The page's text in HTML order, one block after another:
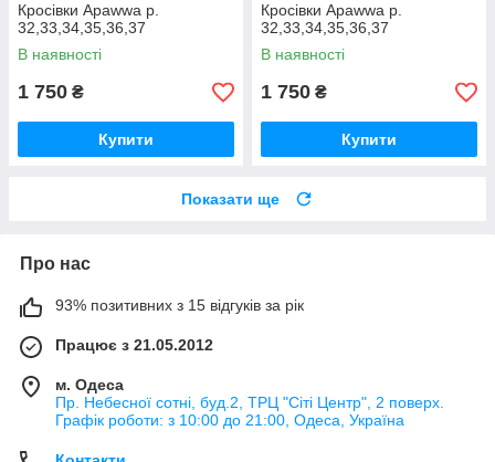
Кросівки Apawwa р.
32,33,34,35,36,37
В наявності
1 750 ₴
Купити
Кросівки Apawwa р.
32,33,34,35,36,37
В наявності
1 750 ₴
Купити
Показати ще
Про нас
93% позитивних з 15 відгуків за рік
Працює з 21.05.2012
м. Одеса
Пр. Небесної сотні, буд.2, ТРЦ "Сіті Центр", 2 поверх.
Графік роботи: з 10:00 до 21:00, Одеса, Україна